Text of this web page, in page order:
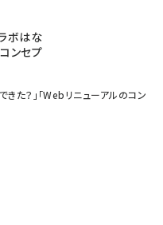
ボはな
ンセプ
た？」「Webリニューアルのコン